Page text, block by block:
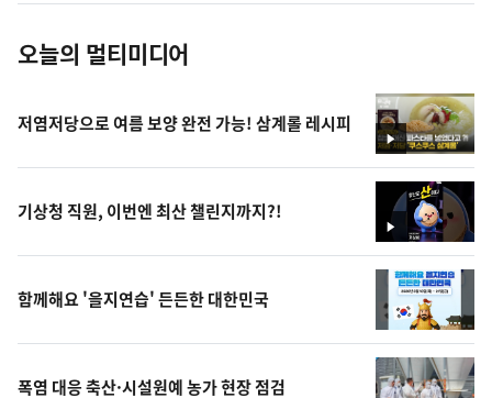
오늘의 멀티미디어
영
상
저염저당으로 여름 보양 완전 가능! 삼계롤 레시피
영
상
기상청 직원, 이번엔 최산 챌린지까지?!
함께해요 '을지연습' 든든한 대한민국
폭염 대응 축산·시설원예 농가 현장 점검